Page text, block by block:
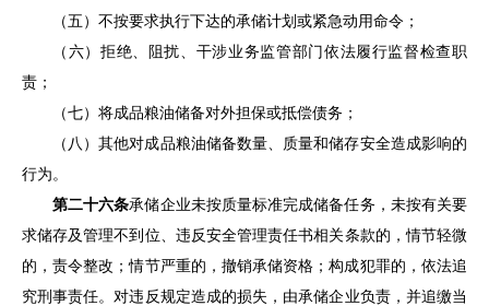
（五）不按要求执行下达的承储计划或紧急动用命令；
（六） 拒绝、阻扰、干涉业务监管部门依法履行监督检查职
责；
（七）将成品粮油储备对外担保或抵偿债务；
（八）其他对成品粮油储备数量、质量和储存安全造成影响的
行为。
第二十六条承储企业未按质量标准完成储备任务，未按有关要
求储存及管理不到位、违反安全管理责任书相关条款的，情节轻微
的，责令整改；情节严重的，撤销承储资格；构成犯罪的，依法追
究刑事责任。对违反规定造成的损失，由承储企业负责，并追缴当